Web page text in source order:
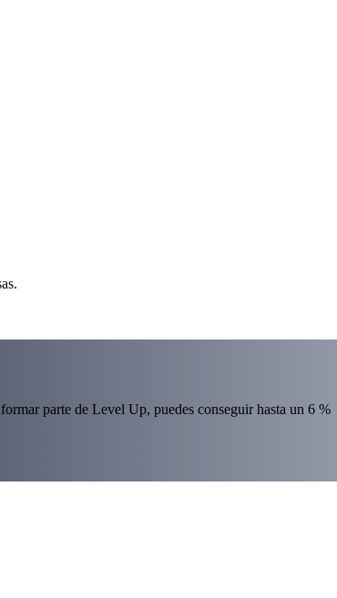
parte de Level Up, puedes conseguir hasta un 6 %